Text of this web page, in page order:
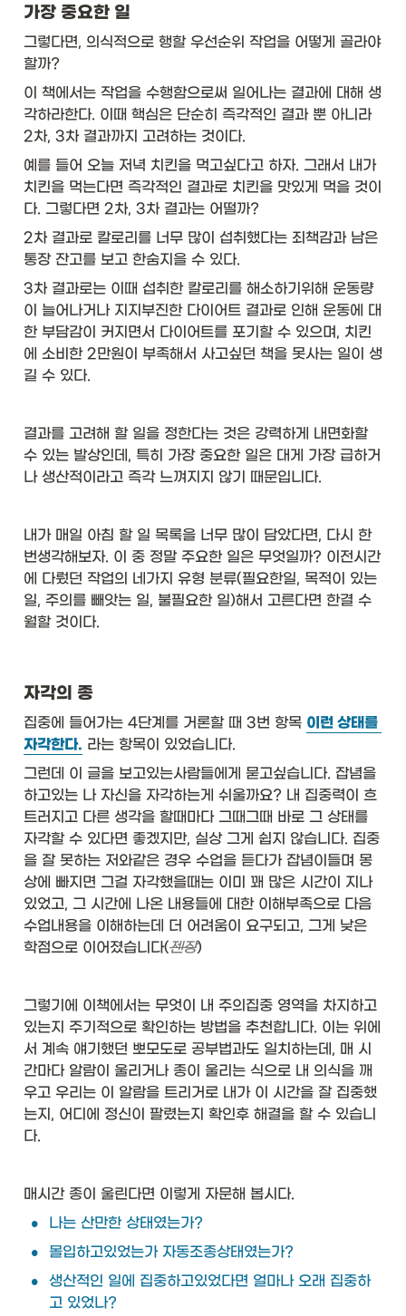
가장 중요한 일
그렇다면, 의식적으로 행할 우선순위 작업을 어떻게 골라야
할까?
이 책에서는 작업을 수행함으로써 일어나는 결과에 대해 생
각하라한다. 이때 핵심은 단순히 즉각적인 결과 뿐 아니라
2차, 3차 결과까지 고려하는 것이다.
예를 들어 오늘 저녁 치킨을 먹고싶다고 하자. 그래서 내가
치킨을 먹는다면 즉각적인 결과로 치킨을 맛있게 먹을 것이
다. 그렇다면 2차, 3차 결과는 어떨까?
2차 결과로 칼로리를 너무 많이 섭취했다는 죄책감과 남은
통장 잔고를 보고 한숨지을 수 있다.
3차 결과로는 이때 섭취한 칼로리를 해소하기위해 운동량
이 늘어나거나 지지부진한 다이어트 결과로 인해 운동에 대
한 부담감이 커지면서 다이어트를 포기할 수 있으며, 치킨
에 소비한 2만원이 부족해서 사고싶던 책을 못사는 일이 생
길 수 있다.
결과를 고려해 할 일을 정한다는 것은 강력하게 내면화할
수 있는 발상인데, 특히 가장 중요한 일은 대게 가장 급하거
나 생산적이라고 즉각 느껴지지 않기 때문입니다.
내가 매일 아침 할 일 목록을 너무 많이 담았다면, 다시 한
번생각해보자. 이 중 정말 주요한 일은 무엇일까? 이전시간
에 다뤘던 작업의 네가지 유형 분류(필요한일, 목적이 있는
일, 주의를 빼앗는 일, 불필요한 일)해서 고른다면 한결 수
월할 것이다.
자각의 종
집중에 들어가는 4단계를 거론할 때 3번 항목 이런 상태를
자각한다. 라는 항목이 있었습니다.
그런데 이 글을 보고있는사람들에게 묻고싶습니다. 잡념을
하고있는 나 자신을 자각하는게 쉬울까요? 내 집중력이 흐
트러지고 다른 생각을 할때마다 그때그때 바로 그 상태를
자각할 수 있다면 좋겠지만, 실상 그게 쉽지 않습니다. 집중
을 잘 못하는 저와같은 경우 수업을 듣다가 잡념이들며 몽
상에 빠지면 그걸 자각했을때는 이미 꽤 많은 시간이 지나
있었고, 그 시간에 나온 내용들에 대한 이해부족으로 다음
수업내용을 이해하는데 더 어려움이 요구되고, 그게 낮은
학점으로 이어졌습니다(젠장)
그렇기에 이책에서는 무엇이 내 주의집중 영역을 차지하고
있는지 주기적으로 확인하는 방법을 추천합니다. 이는 위에
서 계속 얘기했던 뽀모도로 공부법과도 일치하는데, 매 시
간마다 알람이 울리거나 종이 울리는 식으로 내 의식을 깨
우고 우리는 이 알람을 트리거로 내가 이 시간을 잘 집중했
는지, 어디에 정신이 팔렸는지 확인후 해결을 할 수 있습니
다.
매시간 종이 울린다면 이렇게 자문해 봅시다.
• 나는 산만한 상태였는가?
• 몰입하고있었는가 자동조종상태였는가?
•
생산적인 일에 집중하고있었다면 얼마나 오래 집중하
고 있었나?